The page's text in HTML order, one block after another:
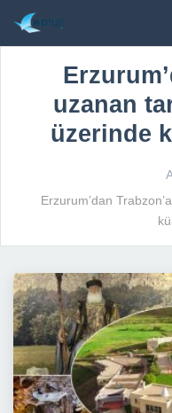
uzanan
üzerinde
Erzurum’dan